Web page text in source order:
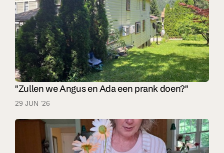
"Zullen we Angus en Ada een prank doen?"
29 JUN ’26